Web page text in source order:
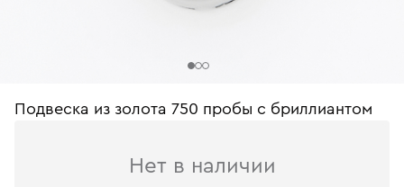
Подвеска из золота 750 пробы c бриллиантом
Нет в наличии